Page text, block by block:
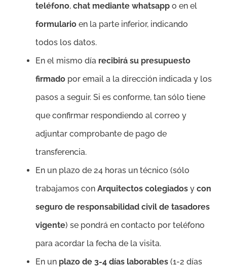
teléfono, chat mediante whatsapp o en el
formulario en la parte inferior, indicando
todos los datos.
En el mismo día recibirá su presupuesto
firmado por email a la dirección indicada y los
pasos a seguir. Si es conforme, tan sólo tiene
que confirmar respondiendo al correo y
adjuntar comprobante de pago de
transferencia.
En un plazo de 24 horas un técnico (sólo
trabajamos con Arquitectos colegiados y con
seguro de responsabilidad civil de tasadores
vigente) se pondrá en contacto por teléfono
para acordar la fecha de la visita.
En un plazo de 3-4 días laborables (1-2 días